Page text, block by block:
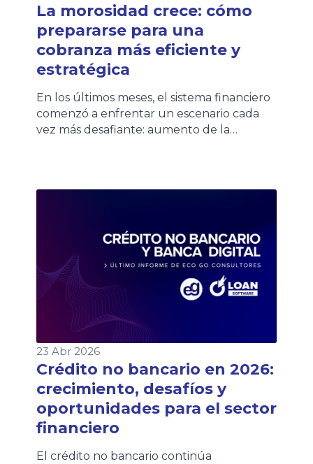
La morosidad crece: cómo
prepararse para una
cobranza más eficiente y
estratégica
En los últimos meses, el sistema financiero
comenzó a enfrentar un escenario cada
vez más desafiante: aumento de la
entidades financieras ya impulsan nuevos
embargo, este contexto no […]
23 Abr 2026
Crédito no bancario en 2026:
crecimiento, desafíos y
oportunidades para el sector
financiero
El crédito no bancario continúa